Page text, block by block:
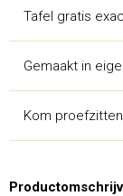
Tafel gratis
Gemaakt in
Kom